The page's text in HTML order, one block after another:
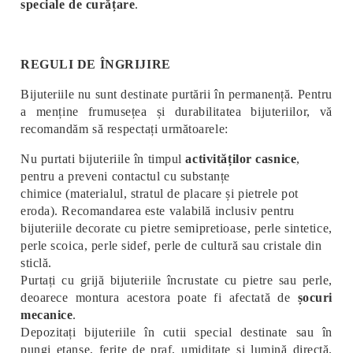
speciale de curățare.
REGULI DE ÎNGRIJIRE
Bijuteriile nu sunt destinate purtării în permanență. Pentru
a menține frumusețea și durabilitatea bijuteriilor, vă
recomandăm să respectați următoarele:
Nu purtati bijuteriile în timpulactivităților casnice,
pentru a preveni contactul cu substanțe
chimice (materialul, stratul de placare și pietrele pot
eroda). Recomandarea este valabilă inclusiv pentru
bijuteriile decorate cu pietre semipretioase, perle sintetice,
perle scoica, perle sidef, perle de cultură sau cristale din
sticlă.
Purtați cu grijă bijuteriile încrustate cu pietre sau perle,
deoarece montura acestora poate fi afectată de șocuri
mecanice.
Depozitați bijuteriile în cutii special destinate sau în
pungi etanșe, ferite de praf, umiditate și lumină directă.